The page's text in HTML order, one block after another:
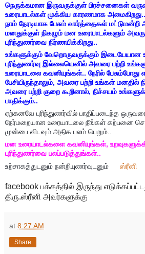
நெருக்கமான இருவருக்குள் பிரச்சனைகள்
உரையாடல்கள் முக்கிய காரணமாக
நாம் நேரடியாக பேசும் வார்த்தைகள் மட்டுமன்றி
மனதுக்குள் நிகழும் மன உரையாடல்களும்
புரிந்துணர்வை நிர்ணயிக்கிறது..
உங்களுக்கும் வேறொருவருக்கும் இடையேயான
புரிந்துணர்வு இல்லையெனில் அவரை பற்றி
உரையாடலை கவனியுங்கள்.. நேரில்
பேசியிருந்தாலும், அவரை பற்றி உங்கள் மனதில்
அவரை பற்றி குறை கூறினால், நிச்சயம்
பாதிக்கும்..
ஏற்கனவே புரிந்துணர்வில் பாதிப்படைந்த
நேர்மறையான உரையாடலை நீங்கள் கற்பனை
முன்பை விடவும் அதிக பலம் பெறும்..
மன உரையாடல்களை கவனியுங்கள்,
புரிந்துணர்வை பலப்படுத்துங்கள்..
உற்சாகத்துடனும் நன்றியுணர்வுடனும்
ஸ்ரீனி
facebook பக்கத்தில் இருந்து
திரு.ஸ்ரீனி அவர்களுக்கு
at 8:27 AM
Share